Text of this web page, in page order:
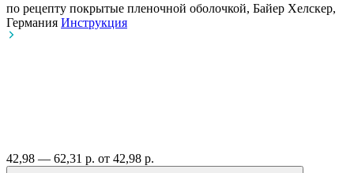
по рецепту покрытые пленочной оболочкой, Байер Хелскер,
Германия Инструкция
42,98 — 62,31 р. от 42,98 р.